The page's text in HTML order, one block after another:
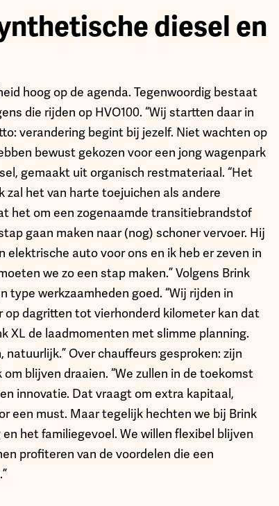
diesel en
hoog op de agenda. Tegenwoordig bestaat
die rijden op HVO100. “Wij startten daar in
verandering begint bij jezelf. Niet wachten op
bewust gekozen voor een jong wagenpark
gemaakt uit organisch restmateriaal. “Het
het van harte toejuichen als andere
het om een zogenaamde transitiebrandstof
gaan maken naar (nog) schoner vervoer. Hij
auto voor ons en ik heb er zeven in
we zo een stap maken.” Volgens Brink
werkzaamheden goed. “Wij rijden in
op dagritten tot vierhonderd kilometer kan dat
XL de laadmomenten met slimme planning.
Over chauffeurs gesproken: zijn
blijven draaien. “We zullen in de toekomst
innovatie. Dat vraagt om extra kapitaal,
een must. Maar tegelijk hechten we bij Brink
het familiegevoel. We willen flexibel blijven
profiteren van de voordelen die een